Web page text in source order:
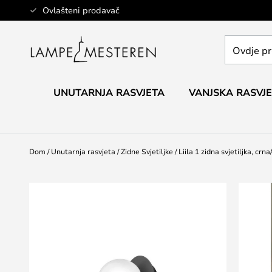
Ovlašteni prodavač
Skip
to
pretražite
trgovinu...
UNUTARNJA RASVJETA VANJSKA
Dom Unutarnja rasvjeta Zidne Svjetiljke Liila 1 zidna svjetiljka,